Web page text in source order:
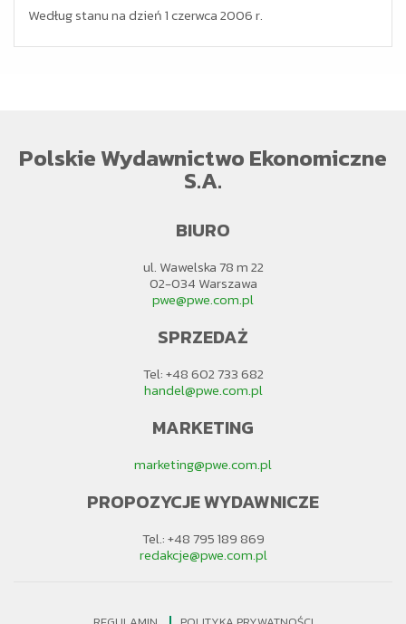
Według stanu na dzień 1 czerwca 2006 r.
Polskie Wydawnictwo Ekonomiczne
S.A.
BIURO
ul. Wawelska 78 m 22
02-034 Warszawa
pwe@pwe.com.pl
SPRZEDAŻ
Tel: +48 602 733 682
handel@pwe.com.pl
MARKETING
marketing@pwe.com.pl
PROPOZYCJE WYDAWNICZE
Tel.: +48 795 189 869
redakcje@pwe.com.pl